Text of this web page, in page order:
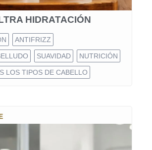
HIDRATACIÓN
ANTIFRIZZ
SUAVIDAD NUTRICIÓN
LOS TIPOS DE CABELLO